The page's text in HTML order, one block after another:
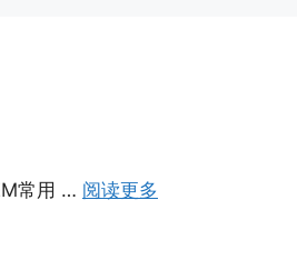
常用 … 阅读更多